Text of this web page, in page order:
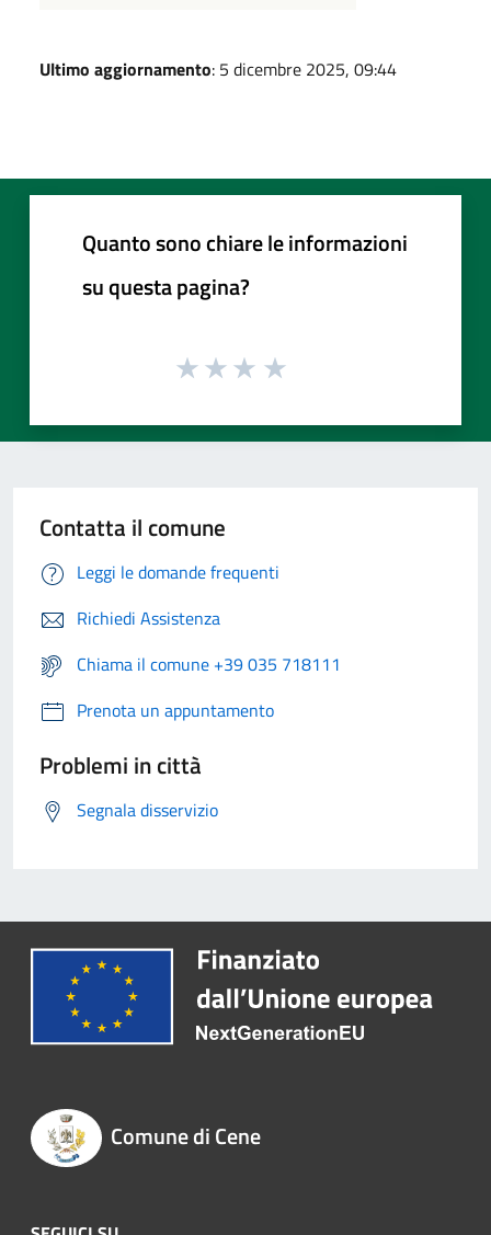
Ultimo aggiornamento: 5 dicembre 2025, 09:44
Quanto sono chiare le informazioni
su questa pagina?
Contatta il comune
Leggi le domande frequenti
Richiedi Assistenza
Chiama il comune +39 035 718111
Prenota un appuntamento
Problemi in città
Segnala disservizio
Comune di Cene